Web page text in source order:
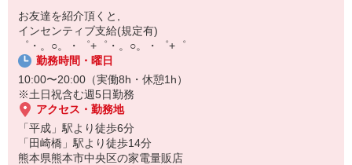
￣￣￣￣￣￣￣￣￣
自宅に居ながらスマホでカンタン面接OK！
オンライン面談なのでスピード対応。
即日登録もOK♪
気になった方はお気軽にご相談ください！
お友達を紹介頂くと,
インセンティブ支給(規定有)
゜・。○。・゜+゜・。○。・゜+゜
勤務時間・曜日
10:00〜20:00（実働8h・休憩1h）
※土日祝含む週5日勤務
アクセス・勤務地
「平成」駅より徒歩6分
「田崎橋」駅より徒歩14分
熊本県熊本市中央区の家電量販店